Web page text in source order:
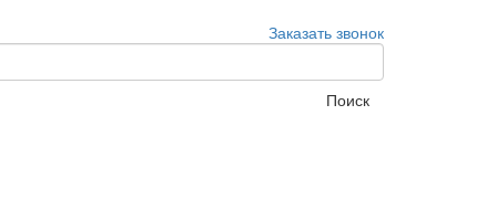
Заказать звонок
Поиск